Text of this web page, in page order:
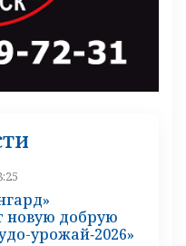
новую добрую
урожай‑2026»